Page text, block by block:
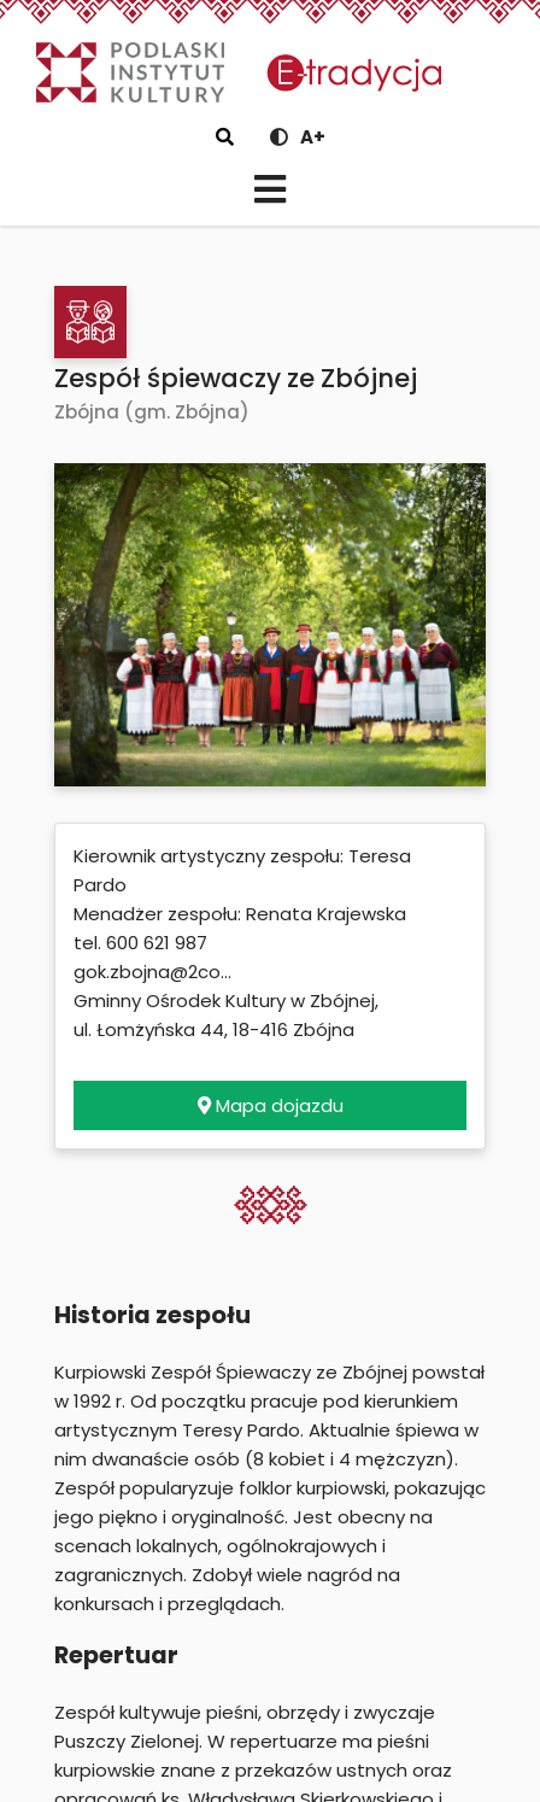
eTradycjaZespół śpiewaczy
Szukaj A+
Zespół śpiewaczy ze Zbójnej
Zbójna (gm. Zbójna)
Kierownik artystyczny zespołu: Teresa
Pardo
Menadżer zespołu: Renata Krajewska
tel. 600 621 987
gok.zbojna@2co...
Gminny Ośrodek Kultury w Zbójnej,
ul. Łomżyńska 44, 18-416 Zbójna
Mapa dojazdu
Historia zespołu
Kurpiowski Zespół Śpiewaczy ze Zbójnej powstał
w 1992 r. Od początku pracuje pod kierunkiem
artystycznym Teresy Pardo. Aktualnie śpiewa w
nim dwanaście osób (8 kobiet i 4 mężczyzn).
Zespół popularyzuje folklor kurpiowski, pokazując
jego piękno i oryginalność. Jest obecny na
scenach lokalnych, ogólnokrajowych i
zagranicznych. Zdobył wiele nagród na
konkursach i przeglądach.
Repertuar
Zespół kultywuje pieśni, obrzędy i zwyczaje
Puszczy Zielonej. W repertuarze ma pieśni
kurpiowskie znane z przekazów ustnych oraz